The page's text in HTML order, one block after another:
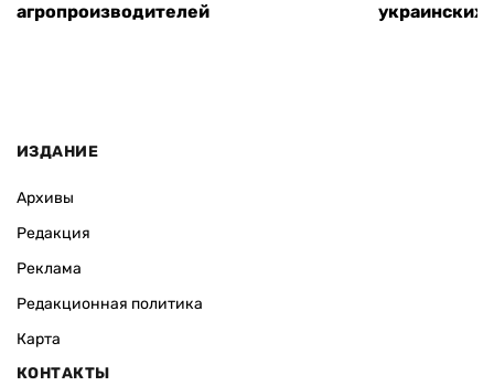
агропроизводителей
ИЗДАНИЕ
Архивы
Редакция
Реклама
Редакционная политика
Карта
КОНТАКТЫ